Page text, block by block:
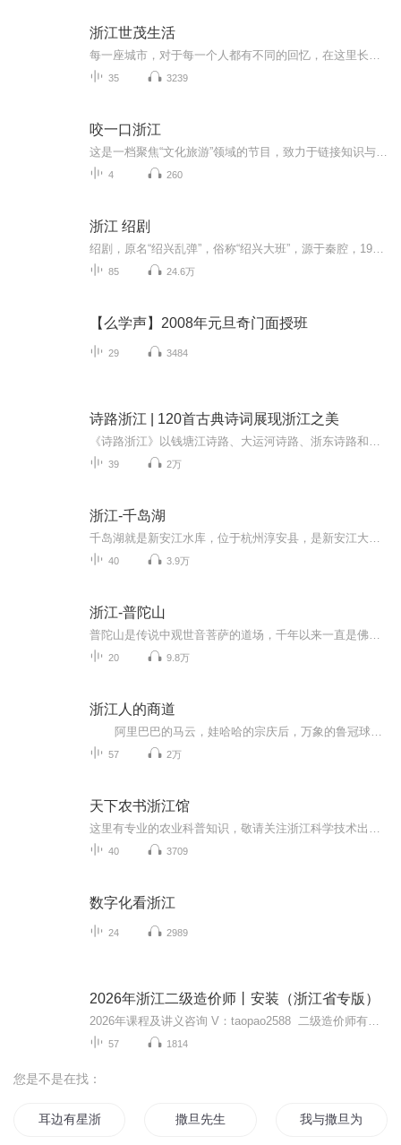
浙江世茂生活
35 3239
咬一口浙江
4 260
浙江 绍剧
85 24.6万
【么学声】2008年元旦奇门面授班
29 3484
诗路浙江 | 120首古典诗词展现浙江之美
39 2万
浙江-千岛湖
40 3.9万
浙江-普陀山
20 9.8万
浙江人的商道
57 2万
天下农书浙江馆
40 3709
数字化看浙江
24 2989
2026年浙江二级造价师丨安装（浙江省专版）
57 1814
您是不是在找：
耳边有星浙 撒旦先生 我与撒旦为邻